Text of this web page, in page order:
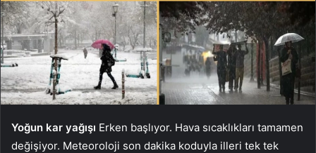
Yoğun kar yağışı Erken başlıyor. Hava sıcaklıkları tamamen
değişiyor. Meteoroloji son dakika koduyla illeri tek tek